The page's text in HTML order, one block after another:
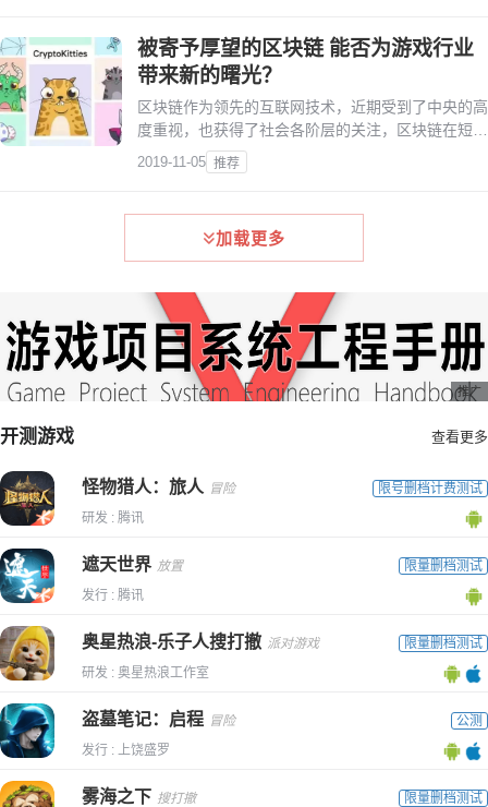
被寄予厚望的区块链 能否为游戏行业
带来新的曙光？
区块链作为领先的互联网技术，近期受到了中央的高
度重视，也获得了社会各阶层的关注，区块链在短短
几天时间内被科普到千家万户区块链技术的应用领域
是非常广泛的，不仅在版权保护、产品溯源方面能发
2019-11-05 推荐
加载更多
推广
开测游戏 查看更多
怪物猎人：旅人 冒险
限号删档计费测试
研发 : 腾讯
遮天世界 放置
限量删档测试
发行 : 腾讯
奥星热浪-乐子人搜打撤 派对游戏
限量删档测试
研发 : 奥星热浪工作室
盗墓笔记：启程 冒险
公测
发行 : 上饶盛罗
雾海之下 搜打撤
限量删档测试